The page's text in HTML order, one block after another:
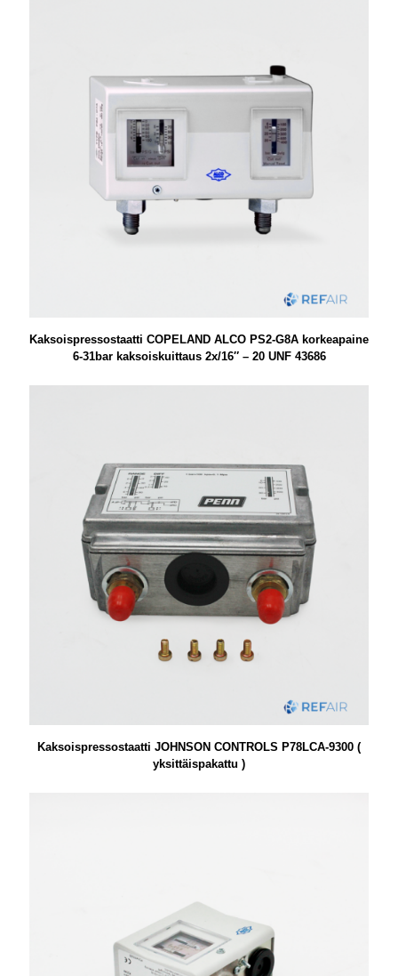
Kaksoispressostaatti COPELAND ALCO PS2-G8A korkeapaine
6-31bar kaksoiskuittaus 2x/16″ – 20 UNF 43686
Kaksoispressostaatti JOHNSON CONTROLS P78LCA-9300 (
yksittäispakattu )